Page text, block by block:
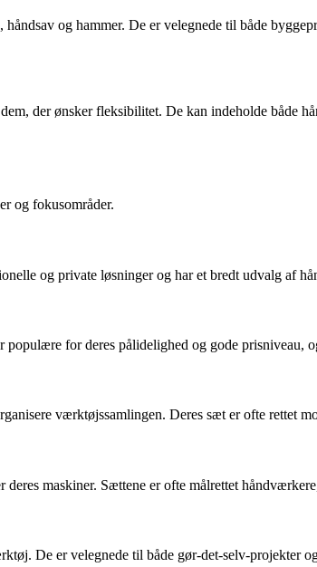
og hammer. De er velegnede til både
der ønsker fleksibilitet. De kan indeholde både
og fokusområder.
og private løsninger og har et bredt udvalg af
for deres pålidelighed og gode prisniveau,
værktøjssamlingen. Deres sæt er ofte rettet
maskiner. Sættene er ofte målrettet
De er velegnede til både gør-det-selv-projekter